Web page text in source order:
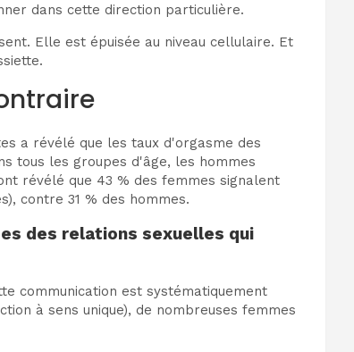
dans cette direction particulière.
Elle est épuisée au niveau cellulaire. Et
a révélé que les taux d'orgasme des
tous les groupes d'âge, les hommes
révélé que 43 % des femmes signalent
contre 31 % des hommes.
des relations sexuelles qui
communication est systématiquement
à sens unique), de nombreuses femmes